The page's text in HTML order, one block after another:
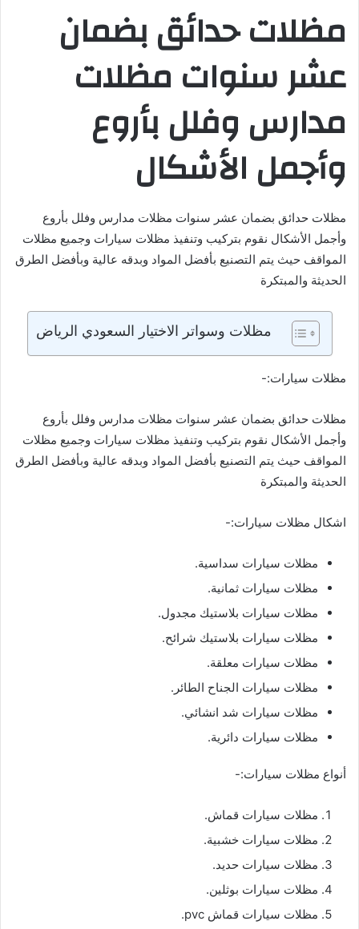
مظلات حدائق بضمان
عشر سنوات مظلات
مدارس وفلل بأروع
وأجمل الأشكال
مظلات حدائق بضمان عشر سنوات مظلات مدارس وفلل بأروع
وأجمل الأشكال نقوم بتركيب وتنفيذ مظلات سيارات وجميع مظلات
المواقف حيث يتم التصنيع بأفضل المواد وبدقه عالية وبأفضل الطرق
الحديثة والمبتكرة
مظلات وسواتر الاختيار السعودي الرياض
مظلات سيارات:-
مظلات حدائق بضمان عشر سنوات مظلات مدارس وفلل بأروع
وأجمل الأشكال نقوم بتركيب وتنفيذ مظلات سيارات وجميع مظلات
المواقف حيث يتم التصنيع بأفضل المواد وبدقه عالية وبأفضل الطرق
الحديثة والمبتكرة
اشكال مظلات سيارات:-
مظلات سيارات سداسية.
مظلات سيارات ثمانية.
مظلات سيارات بلاستيك مجدول.
مظلات سيارات بلاستيك شرائح.
مظلات سيارات معلقة.
مظلات سيارات الجناح الطائر.
مظلات سيارات شد انشائي.
مظلات سيارات دائرية.
أنواع مظلات سيارات:-
مظلات سيارات قماش.
مظلات سيارات خشبية.
مظلات سيارات حديد.
مظلات سيارات بوثلين.
مظلات سيارات قماش pvc.